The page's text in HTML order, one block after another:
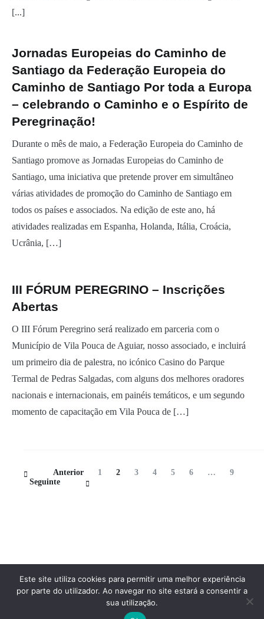
[...]
Jornadas Europeias do Caminho de
Santiago da Federação Europeia do
Caminho de Santiago Por toda a Europa
– celebrando o Caminho e o Espírito de
Peregrinação!
Durante o mês de maio, a Federação Europeia do Caminho de
Santiago promove as Jornadas Europeias do Caminho de
Santiago, uma iniciativa que pretende prover em simultâneo
várias atividades de promoção do Caminho de Santiago em
todos os países e associados. Na edição de este ano, há
atividades realizadas em Espanha, Holanda, Itália, Croácia,
Ucrânia, […]
III FÓRUM PEREGRINO – Inscrições
Abertas
O III Fórum Peregrino será realizado em parceria com o
Município de Vila Pouca de Aguiar, nosso associado, e incluirá
um primeiro dia de palestra, no icónico Casino do Parque
Termal de Pedras Salgadas, com alguns dos melhores oradores
nacionais e internacionais, em painéis temáticos, e um segundo
momento de capacitação em Vila Pouca de […]
Navegação
de
Anterior Página
1 Página
2 Página
3 Página
4 Página
5 Página
6 … Página
9
Seguinte
Este site utiliza cookies para permitir uma melhor experiência
por parte do utilizador. Ao navegar no site estará a consentir a
sua utilização.